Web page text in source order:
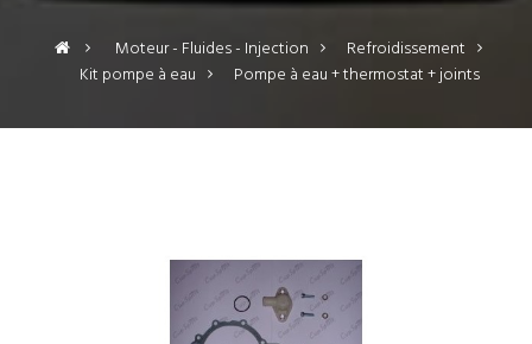
> Moteur - Fluides - Injection >
Refroidissement
Kit pompe à eau > Pompe à eau + thermostat + joints